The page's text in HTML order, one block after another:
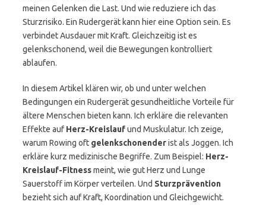
meinen Gelenken die Last. Und wie reduziere ich das
Sturzrisiko. Ein Rudergerät kann hier eine Option sein. Es
verbindet Ausdauer mit Kraft. Gleichzeitig ist es
gelenkschonend, weil die Bewegungen kontrolliert
ablaufen.
In diesem Artikel klären wir, ob und unter welchen
Bedingungen ein Rudergerät gesundheitliche Vorteile für
ältere Menschen bieten kann. Ich erkläre die relevanten
Effekte auf Herz-Kreislaufund Muskulatur. Ich zeige,
warum Rowing oft gelenkschonenderist als Joggen. Ich
erkläre kurz medizinische Begriffe. Zum Beispiel: Herz-
Kreislauf-Fitnessmeint, wie gut Herz und Lunge
Sauerstoff im Körper verteilen. Und Sturzprävention
bezieht sich auf Kraft, Koordination und Gleichgewicht.